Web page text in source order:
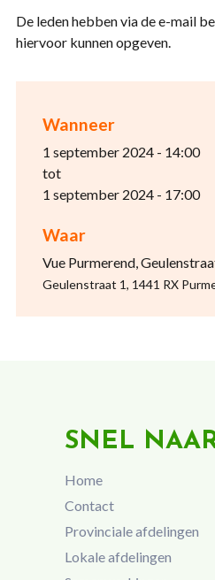
Wanneer
1 september 2024 - 14:00
tot
1 september 2024 - 17:00
Waar
Vue Purmerend,
Geulenstraat 1, 1441 RX
De leden hebben via de e-mail
hiervoor kunnen opgeven.
SNEL
Home
Contact
Provinciale afdelingen
Lokale afdelingen